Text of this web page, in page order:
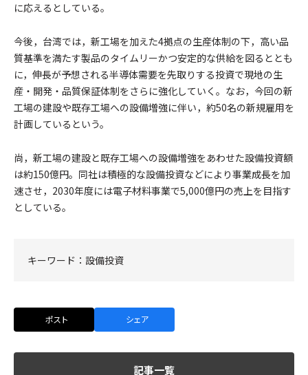
に応えるとしている。
今後，台湾では，新工場を加えた4拠点の生産体制の下，高い品
質基準を満たす製品のタイムリーかつ安定的な供給を図るととも
に，伸長が予想される半導体需要を先取りする投資で現地の生
産・開発・品質保証体制をさらに強化していく。なお，今回の新
工場の建設や既存工場への設備増強に伴い，約50名の新規雇用を
計画しているという。
尚，新工場の建設と既存工場への設備増強をあわせた設備投資額
は約150億円。同社は積極的な設備投資などにより事業成長を加
速させ，2030年度には電子材料事業で5,000億円の売上を目指す
としている。
キーワード： 設備投資
ポスト シェア
記事一覧